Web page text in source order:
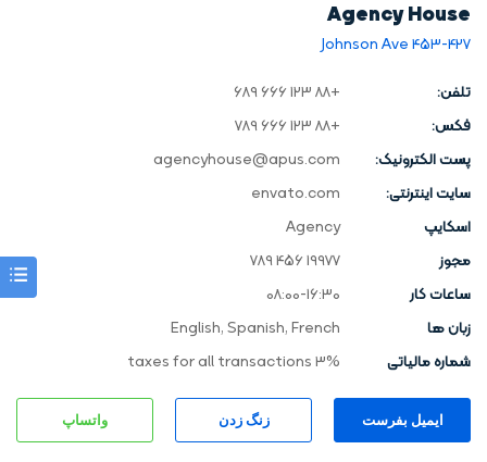
Agency House
453-427 Johnson Ave
تلفن:
+88 123 666 689
فکس:
+88 123 666 789
پست الکترونیک:
agencyhouse@apus.com
سایت اینترنتی:
envato.com
اسکایپ
Agency
مجوز
19977 456 789
ساعات کار
08:00-16:30
زبان ها
English, Spanish, French
شماره مالیاتی
3% taxes for all transactions
ایمیل بفرست زنگ زدن واتساپ